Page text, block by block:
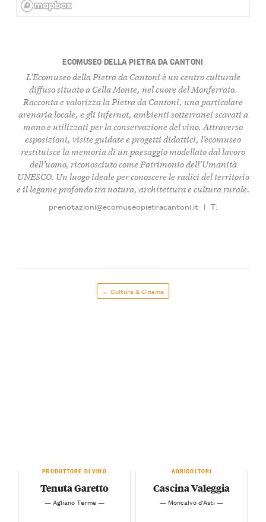
ECOMUSEO DELLA PIETRA DA CANTONI
L’Ecomuseo della Pietra da Cantoni è un centro culturale
diffuso situato a Cella Monte, nel cuore del Monferrato.
Racconta e valorizza la Pietra da Cantoni, una particolare
arenaria locale, e gli infernot, ambienti sotterranei scavati a
mano e utilizzati per la conservazione del vino. Attraverso
esposizioni, visite guidate e progetti didattici, l’ecomuseo
restituisce la memoria di un paesaggio modellato dal lavoro
dell’uomo, riconosciuto come Patrimonio dell’Umanità
UNESCO. Un luogo ideale per conoscere le radici del territorio
e il legame profondo tra natura, architettura e cultura rurale.
prenotazioni@ecomuseopietracantoni.it | T:
← Cultura & Cinema
PRODUTTORE DI VINO
Tenuta Garetto
— Agliano Terme —
AGRICOLTORI
Cascina Valeggia
— Moncalvo d'Asti —